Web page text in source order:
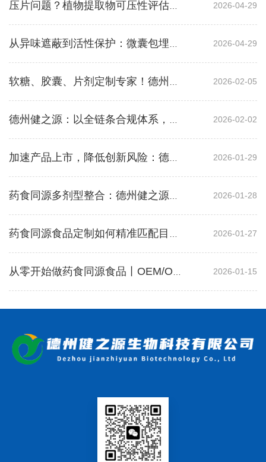
2026-04-29
2026-04-29
2026-02-05
2026-02-02
2026-01-29
2026-01-28
2026-01-27
2026-01-15